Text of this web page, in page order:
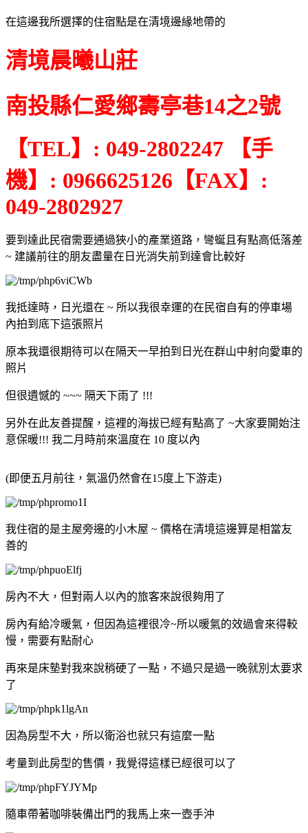
在這邊我所選擇的住宿點是在清境邊緣地帶的
清境晨曦山莊
南投縣仁愛鄉壽亭巷14之2號
【TEL】: 049-2802247 【手
機】: 0966625126【FAX】:
049-2802927
要到達此民宿需要通過狹小的產業道路，彎蜒且有點高低落差
~ 建議前往的朋友盡量在日光消失前到達會比較好
我抵達時，日光還在 ~ 所以我很幸運的在民宿自有的停車場
內拍到底下這張照片
原本我還很期待可以在隔天一早拍到日光在群山中射向愛車的
照片
但很遺憾的 ~~~ 隔天下雨了 !!!
另外在此友善提醒，這裡的海拔已經有點高了 ~大家要開始注
意保暖!!! 我二月時前來溫度在 10 度以內
(即便五月前往，氣溫仍然會在15度上下游走)
我住宿的是主屋旁邊的小木屋 ~ 價格在清境這邊算是相當友
善的
房內不大，但對兩人以內的旅客來說很夠用了
房內有給冷暖氣，但因為這裡很冷~所以暖氣的效過會來得較
慢，需要有點耐心
再來是床墊對我來說稍硬了一點，不過只是過一晚就別太要求
了
因為房型不大，所以衛浴也就只有這麼一點
考量到此房型的售價，我覺得這樣已經很可以了
隨車帶著咖啡裝備出門的我馬上來一壺手沖